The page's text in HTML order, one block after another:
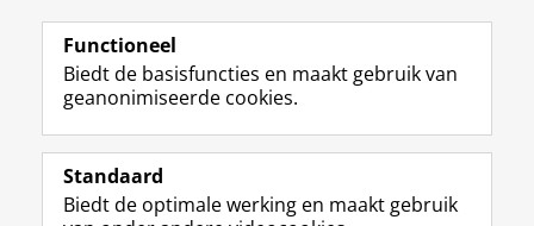
Volg de RUG
F
a
e
L
i
k
R
S
-
I
n
t
Y
o
T
Studiekiezers
Functioneel
Biedt de basisfuncties en maakt gebruik van
geanonimiseerde cookies.
Standaard
Biedt de optimale werking en maakt gebruik